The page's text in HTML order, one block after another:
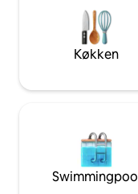
min, busstoppested
Cité de la mer 17 min,
NAVAL 20 min
Køkken